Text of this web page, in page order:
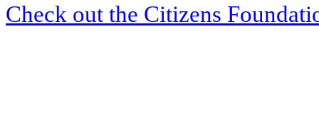
Check out the Citizens